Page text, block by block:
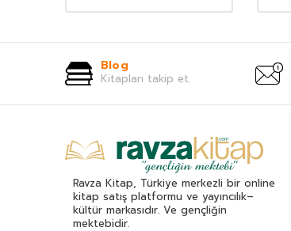
Blog
Kitapları takip et.
Ravza Kitap, Türkiye merkezli bir online
kitap satış platformu ve yayıncılık–
kültür markasıdır. Ve gençliğin
mektebidir.